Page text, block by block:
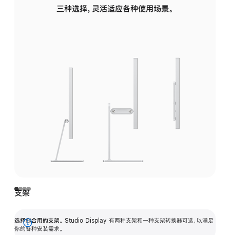
三种选择，灵活适应各种使用场景。
支架
选择你合用的支架。 Studio Display 有两种支架和一种支架转换器可选，以满足
你的各种安装需求。
展